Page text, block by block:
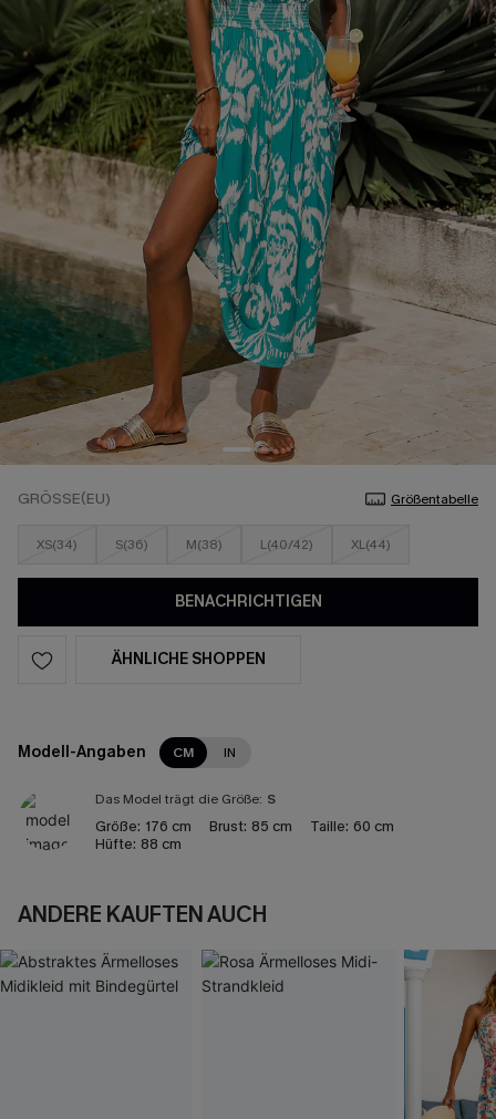
GRÖSSE(EU) Größentabelle
XS(34) S(36) M(38) L(40/42) XL(44)
BENACHRICHTIGEN
ÄHNLICHE SHOPPEN
Modell-Angaben CM IN
Das Model trägt die Größe: S
Größe: 176 cm Brust: 85 cm Taille: 60 cm
Hüfte: 88 cm
ANDERE KAUFTEN AUCH